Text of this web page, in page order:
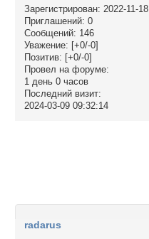
Зарегистрирован: 2022-11-18
Приглашений: 0
Сообщений: 146
Уважение: [+0/-0]
Позитив: [+0/-0]
Провел на форуме:
1 день 0 часов
Последний визит:
2024-03-09 09:32:14
radarus